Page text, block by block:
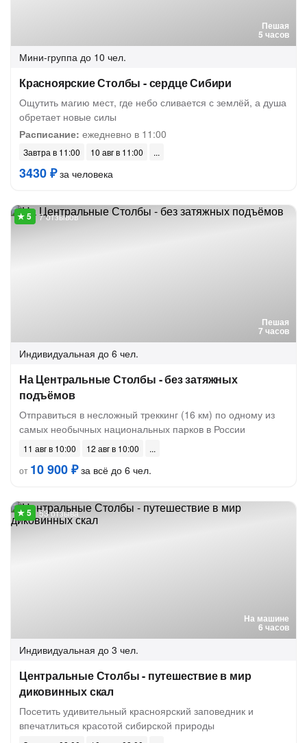
Пешая
5 часов
Мини-группа до 10 чел.
Красноярские Столбы - сердце Сибири
Ощутить магию мест, где небо сливается с землёй, а душа
обретает новые силы
Расписание: ежедневно в 11:00
Завтра в 11:00 10 авг в 11:00
3430 ₽за человека
Пешая
7 часов
7 отзывов
Индивидуальная до 6 чел.
На Центральные Столбы - без затяжных
подъёмов
Отправиться в несложный треккинг (16 км) по одному из
самых необычных национальных парков в России
11 авг в 10:00
12 авг в 10:00
от 10 900 ₽за всё до 6 чел.
На машине
6 часов
53 отзыва
Индивидуальная до 3 чел.
Центральные Столбы - путешествие в мир
диковинных скал
Посетить удивительный красноярский заповедник и
впечатлиться красотой сибирской природы